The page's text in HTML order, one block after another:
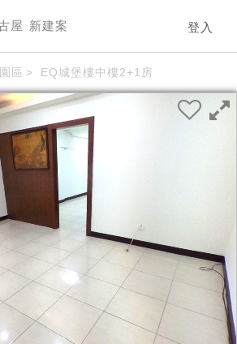
登入
屋 新建案
區 > EQ城堡樓中樓2+1房